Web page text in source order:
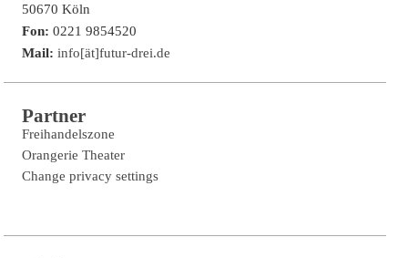
50670 Köln
Fon:0221 9854520
Mail:info[ät]futur-drei.de
Partner
Freihandelszone
Orangerie Theater
Change privacy settings